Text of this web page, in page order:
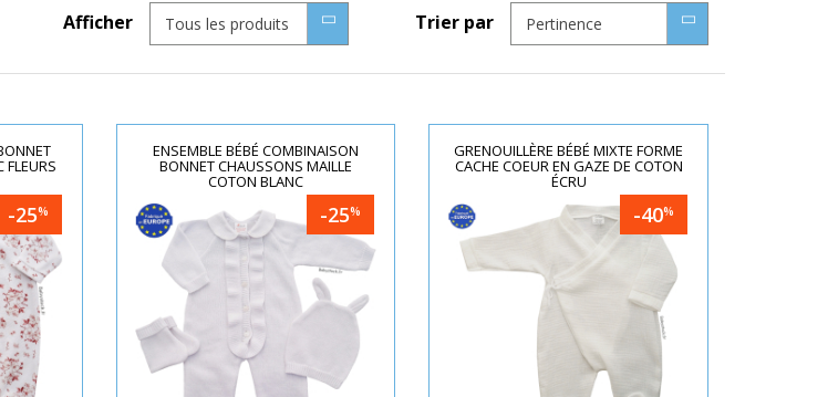
Afficher Tous les produits Trier par Pertinence
FLEURS
-25%
ENSEMBLE BÉBÉ COMBINAISON
BONNET CHAUSSONS MAILLE
COTON BLANC
-25%
GRENOUILLÈRE BÉBÉ MIXTE FORME
CACHE COEUR EN GAZE DE COTON
ÉCRU
-40%